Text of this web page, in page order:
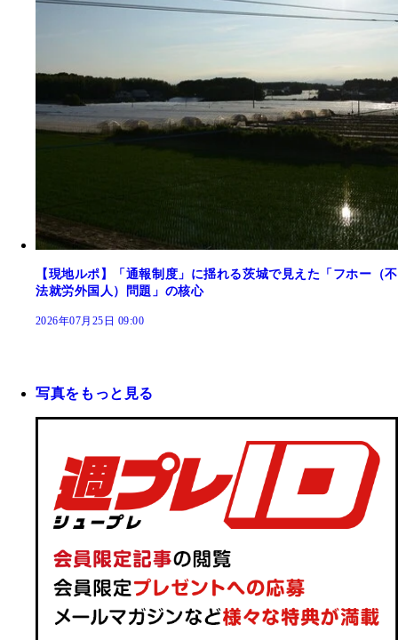
【現地ルポ】「通報制度」に揺れる茨城で見えた「フホー（不
法就労外国人）問題」の核心
2026年07月25日 09:00
写真をもっと見る